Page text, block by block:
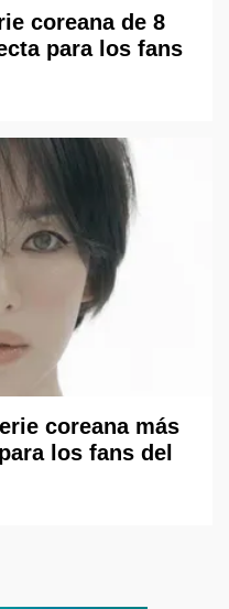
coreana de 8
para los fans
coreana más
los fans del